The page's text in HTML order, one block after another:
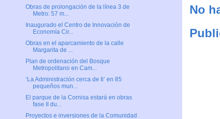
No
Obras de prolongación de la línea 3 de
Metro: 57 m...
Inaugurado el Centro de Innovación de
Economía Cir...
Obras en el aparcamiento de la calle
Margarita de ...
Plan de ordenación del Bosque
Metropolitano en Cam...
‘La Administración cerca de ti’ en 85
pequeños mun...
El parque de la Cornisa estará en obras
fase II du...
Proyectos e inversiones de la Comunidad